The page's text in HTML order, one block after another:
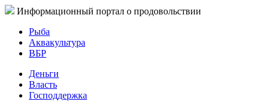
Информационный портал о продовольствии
Рыба
Аквакультура
ВБР
Деньги
Власть
Господдержка